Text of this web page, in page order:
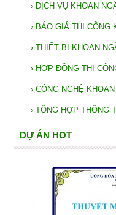
› DỊCH VỤ KHOAN
› BÁO GIÁ THI CÔNG
› THIẾT BỊ KHOAN
› HỢP ĐỒNG THI
› CÔNG NGHỆ
› TỔNG HỢP THÔNG
DỰ ÁN HOT